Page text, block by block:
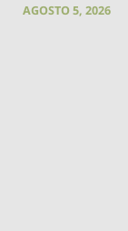
AGOSTO 5, 2026